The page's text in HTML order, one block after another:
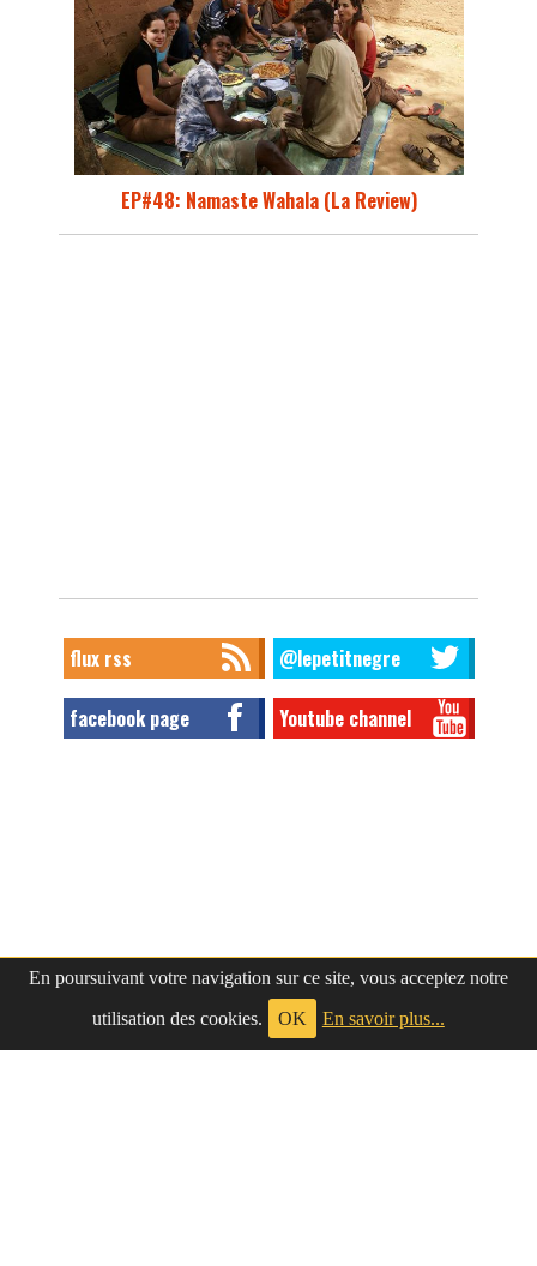
En poursuivant votre navigation sur ce site, vous acceptez notre
utilisation des cookies.
OK En savoir plus...
EP#48: Namaste Wahala (La Review)
flux rss @lepetitnegre
facebook page Youtube channel